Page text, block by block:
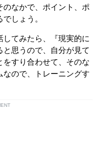
のなかで、ポイント、ポ
しょう。
てみたら、『現実的に
思うので、自分が見て
をすり合わせて、そのな
ので、トレーニングす